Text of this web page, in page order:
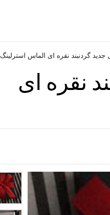
جدید گردنبند نقره ای الماس استرلینگ
نقره ای